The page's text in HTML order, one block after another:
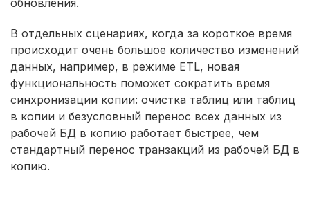
В отдельных сценариях, когда за короткое время
происходит очень большое количество изменений
данных, например, в режиме ETL, новая
функциональность поможет сократить время
синхронизации копии: очистка таблиц или таблиц
в копии и безусловный перенос всех данных из
рабочей БД в копию работает быстрее, чем
стандартный перенос транзакций из рабочей БД в
копию.